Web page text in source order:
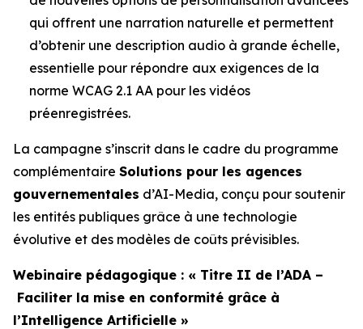
qui offrent une narration naturelle et permettent
d’obtenir une description audio à grande échelle,
essentielle pour répondre aux exigences de la
norme WCAG 2.1 AA pour les vidéos
préenregistrées.
La campagne s’inscrit dans le cadre du programme
complémentaire Solutions pour les agences
gouvernementales d’AI-Media, conçu pour soutenir
les entités publiques grâce à une technologie
évolutive et des modèles de coûts prévisibles.
Webinaire pédagogique : « Titre II de l’ADA –
Faciliter la mise en conformité grâce à
l’Intelligence Artificielle »